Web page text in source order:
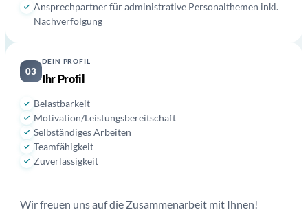
Ansprechpartner für administrative Personalthemen inkl.
Nachverfolgung
03
DEIN PROFIL
Ihr Profil
Belastbarkeit
Motivation/Leistungsbereitschaft
Selbständiges Arbeiten
Teamfähigkeit
Zuverlässigkeit
Wir freuen uns auf die Zusammenarbeit mit Ihnen!